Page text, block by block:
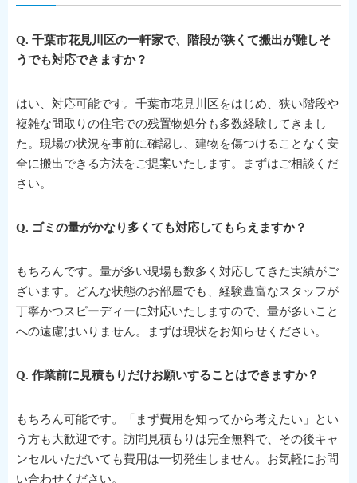
Q. 千葉市花見川区の一軒家で、階段が狭くて搬出が難しそ
うでも対応できますか？
はい、対応可能です。千葉市花見川区をはじめ、狭い階段や
複雑な間取りの住宅での残置物処分も多数経験してきまし
た。現場の状況を事前に確認し、建物を傷つけることなく安
全に搬出できる方法をご提案いたします。まずはご相談くだ
さい。
Q. ゴミの量がかなり多くても対応してもらえますか？
もちろんです。量が多い現場も数多く対応してきた実績がご
ざいます。どんな状態のお部屋でも、経験豊富なスタッフが
丁寧かつスピーディーに対応いたしますので、量が多いこと
への遠慮はいりません。まずは現状をお知らせください。
Q. 作業前に見積もりだけお願いすることはできますか？
もちろん可能です。「まず費用を知ってから考えたい」とい
う方も大歓迎です。訪問見積もりは完全無料で、その後キャ
ンセルいただいても費用は一切発生しません。お気軽にお問
い合わせください。